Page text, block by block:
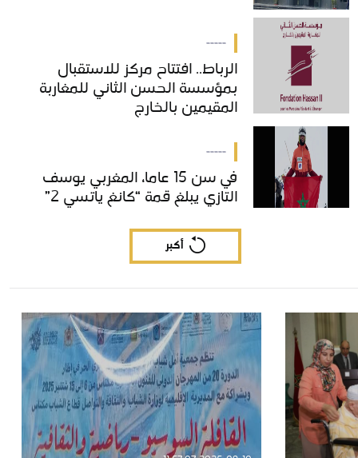
-----
الرباط.. افتتاح مركز للاستقبال
بمؤسسة الحسن الثاني للمغاربة
المقيمين بالخارج
الرباط.. افتتاح مركز للاستقبال
بمؤسسة الحسن الثاني للمغاربة
المقيمين بالخارج
-----
في سن 15 عاما، المغربي يوسف
التازي يبلغ قمة “كانغ ياتسي 2”
في سن 15 عاما، المغربي يوسف
التازي يبلغ قمة “كانغ ياتسي 2”
أكبر